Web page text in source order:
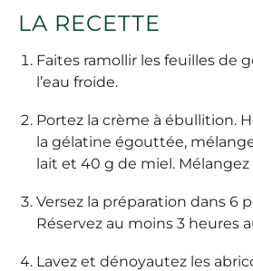
LA RECETTE
Faites ramollir les feuilles de
l’eau froide.
Portez la crème à ébullition.
la gélatine égouttée,
lait et 40 g de miel. Mélangez
Versez la préparation dans 6
Réservez au moins 3 heures
Lavez et dénoyautez les